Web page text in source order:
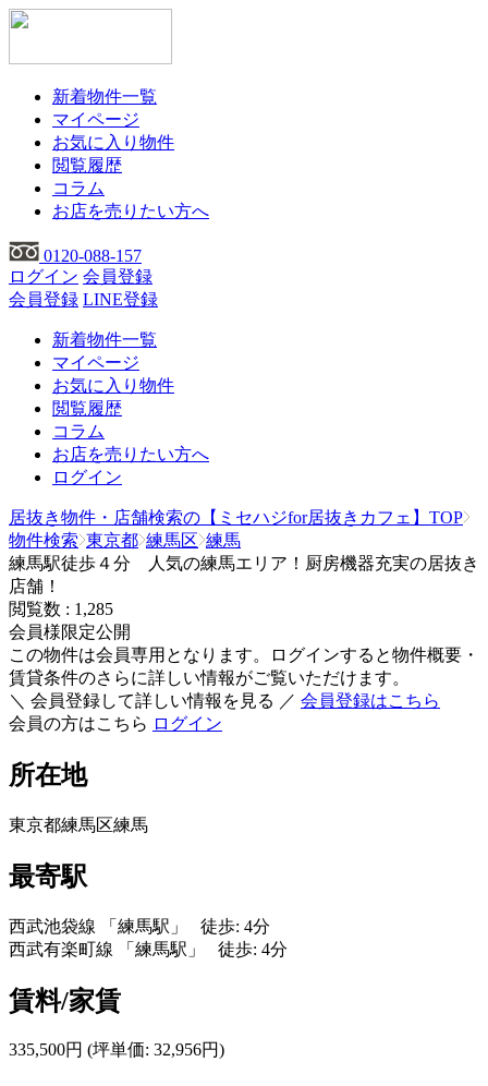
新着物件一覧
マイページ
お気に入り物件
閲覧履歴
コラム
お店を売りたい方へ
0120-088-157
ログイン 会員登録
会員登録 LINE登録
新着物件一覧
マイページ
お気に入り物件
閲覧履歴
コラム
お店を売りたい方へ
ログイン
居抜き物件・店舗検索の【ミセハジfor居抜きカフェ】TOP
物件検索 東京都 練馬区 練馬
練馬駅徒歩４分 人気の練馬エリア！厨房機器充実の居抜き
店舗！
閲覧数 : 1,285
会員様限定公開
この物件は会員専用となります。ログインすると物件概要・
賃貸条件のさらに詳しい情報がご覧いただけます。
＼ 会員登録して詳しい情報を見る ／ 会員登録はこちら
会員の方はこちら ログイン
所在地
東京都練馬区練馬
最寄駅
西武池袋線 「練馬駅」 徒歩: 4分
西武有楽町線 「練馬駅」 徒歩: 4分
賃料/家賃
335,500円 (坪単価: 32,956円)